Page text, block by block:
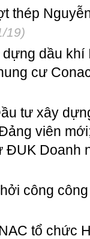
thép
19)
dầu khí
cư
tư xây
viên
ĐUK Doanh
công
tổ chức